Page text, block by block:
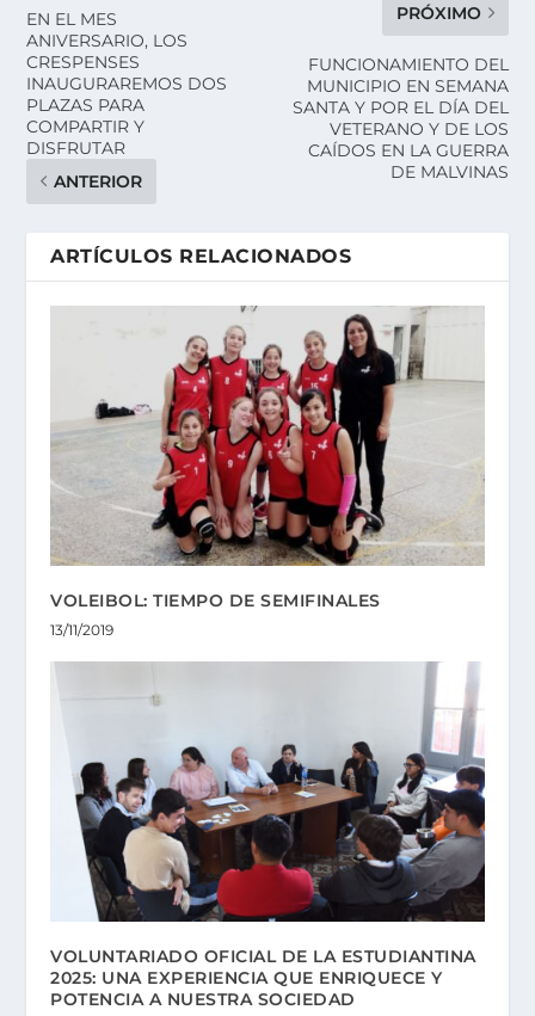
EN EL MES
ANIVERSARIO, LOS
CRESPENSES
INAUGURAREMOS DOS
PLAZAS PARA
COMPARTIR Y
DISFRUTAR
ANTERIOR
PRÓXIMO
FUNCIONAMIENTO DEL
MUNICIPIO EN SEMANA
SANTA Y POR EL DÍA DEL
VETERANO Y DE LOS
CAÍDOS EN LA GUERRA
DE MALVINAS
ARTÍCULOS RELACIONADOS
VOLEIBOL: TIEMPO DE SEMIFINALES
13/11/2019
VOLUNTARIADO OFICIAL DE LA ESTUDIANTINA
2025: UNA EXPERIENCIA QUE ENRIQUECE Y
POTENCIA A NUESTRA SOCIEDAD